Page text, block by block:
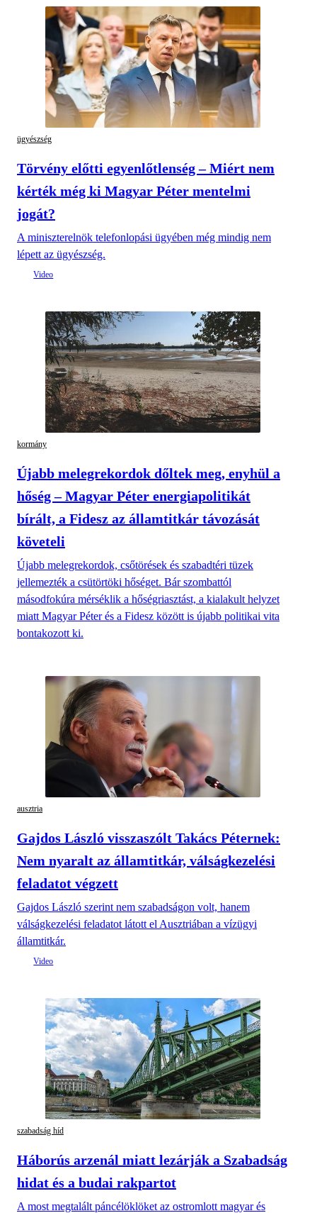
ügyészség
Törvény előtti egyenlőtlenség – Miért nem
kérték még ki Magyar Péter mentelmi
jogát?
A miniszterelnök telefonlopási ügyében még mindig nem
lépett az ügyészség.
kormány
Újabb melegrekordok dőltek meg, enyhül a
hőség – Magyar Péter energiapolitikát
bírált, a Fidesz az államtitkár távozását
követeli
Újabb melegrekordok, csőtörések és szabadtéri tüzek
jellemezték a csütörtöki hőséget. Bár szombattól
másodfokúra mérséklik a hőségriasztást, a kialakult helyzet
miatt Magyar Péter és a Fidesz között is újabb politikai vita
bontakozott ki.
ausztria
Gajdos László visszaszólt Takács Péternek:
Nem nyaralt az államtitkár, válságkezelési
feladatot végzett
Gajdos László szerint nem szabadságon volt, hanem
válságkezelési feladatot látott el Ausztriában a vízügyi
államtitkár.
szabadság híd
Háborús arzenál miatt lezárják a Szabadság
hidat és a budai rakpartot
A most megtalált páncélöklöket az ostromlott magyar és